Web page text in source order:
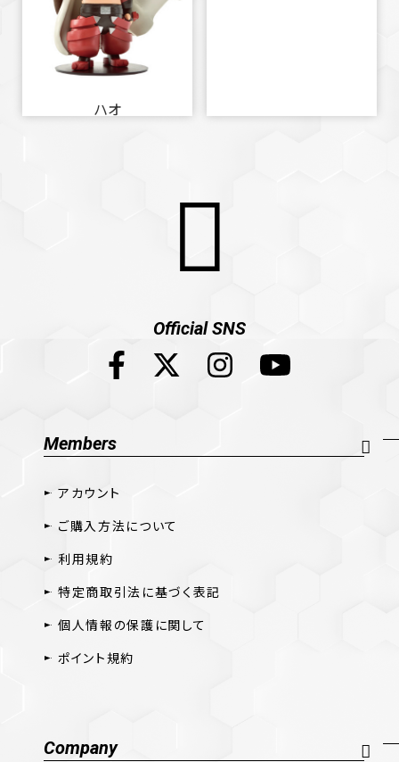
ハオ
Official SNS
Members
アカウント
ご購入方法について
利用規約
特定商取引法に基づく表記
個人情報の保護に関して
ポイント規約
Company